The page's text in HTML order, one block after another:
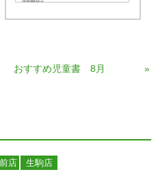
おすすめ児童書 8月 »
店
生駒店